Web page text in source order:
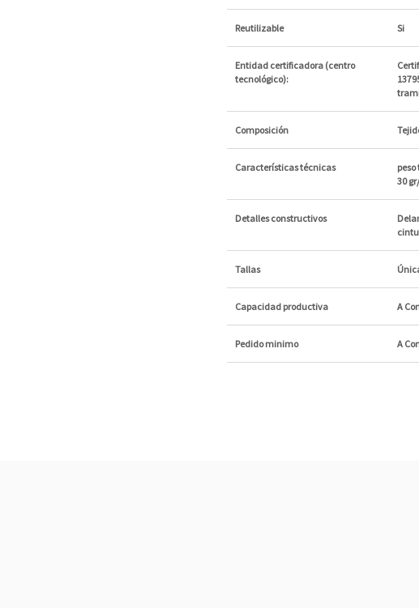
Reutilizable Si
Entidad certificadora (centro
tecnológico):
Composición
Características técnicas
peso
30
Detalles constructivos
Tallas
Capacidad productiva A
Pedido minimo A